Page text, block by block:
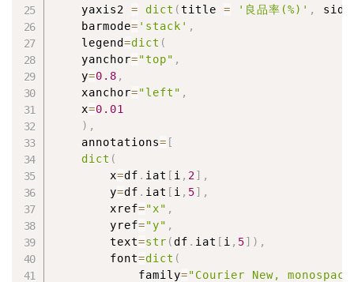
    yaxis2
= dict (title = '良品率(%)' ,
    barmode
= 'stack' ,
    legend
=dict (
    yanchor
="top" ,
    y
=0.8 ,
    xanchor
="left" ,
    x
=0.01
) ,
    annotations
= [
dict (
        x
=df . iat [ i , 2] ,
        y
=df . iat [ i , 5] ,
        xref
="x" ,
        yref
="y" ,
        text
=str (df . iat [ i , 5] ) ,
        font
=dict (
            family
="Courier New,